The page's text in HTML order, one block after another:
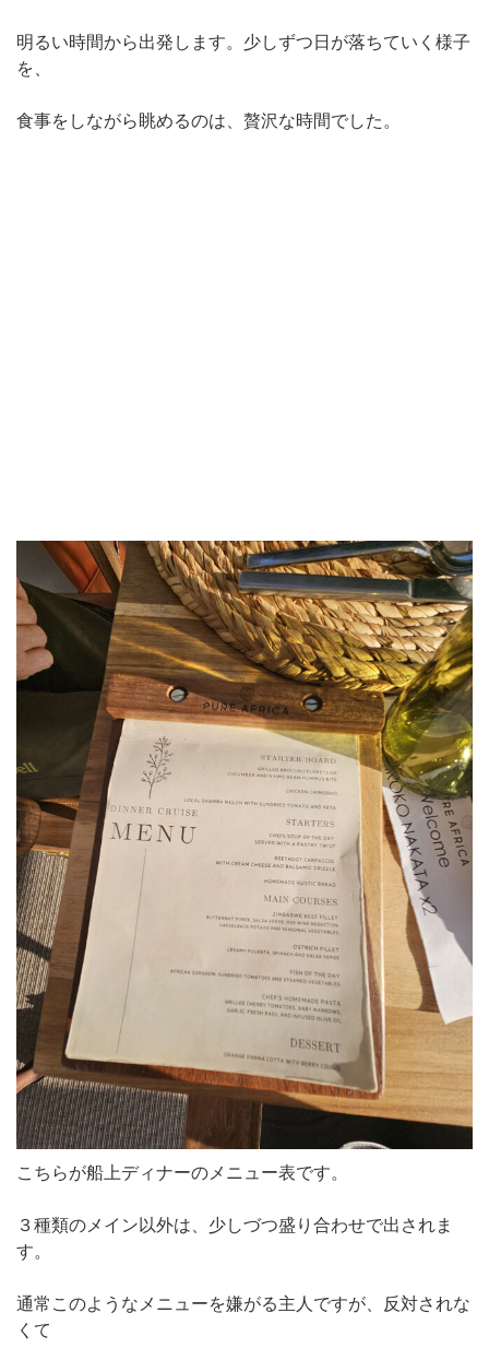
明るい時間から出発します。少しずつ日が落ちていく様子
を、
食事をしながら眺めるのは、贅沢な時間でした。
こちらが船上ディナーのメニュー表です。
３種類のメイン以外は、少しづつ盛り合わせで出されま
す。
通常このようなメニューを嫌がる主人ですが、反対されな
くて